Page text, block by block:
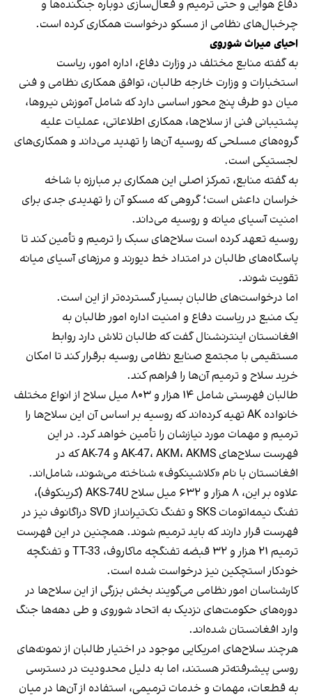
دفاع هوایی و حتی ترمیم و فعال‌سازی دوباره جنگنده‌ها و
چرخبال‌های نظامی از مسکو درخواست همکاری کرده است.
احیای میراث شوروی
به گفته منابع مختلف در وزارت دفاع، اداره امور، ریاست
استخبارات و وزارت خارجه طالبان، توافق همکاری نظامی و فنی
میان دو طرف پنج محور اساسی دارد که شامل آموزش نیروها،
پشتیبانی فنی از سلاح‌ها، همکاری اطلاعاتی، عملیات علیه
گروه‌های مسلحی که روسیه آن‌ها را تهدید می‌داند و همکاری‌های
لجستیکی است.
به گفته منابع، تمرکز اصلی این همکاری بر مبارزه با شاخه
خراسان داعش است؛ گروهی که مسکو آن را تهدیدی جدی برای
امنیت آسیای میانه و روسیه می‌داند.
روسیه تعهد کرده است سلاح‌های سبک را ترمیم و تأمین کند تا
پاسگاه‌های طالبان در امتداد خط دیورند و مرزهای آسیای میانه
تقویت شوند.
اما درخواست‌های طالبان بسیار گسترده‌تر از این است.
یک منبع در ریاست دفاع و امنیت اداره امور طالبان به
افغانستان اینترنشنال گفت که طالبان تلاش دارد روابط
مستقیمی با مجتمع صنایع نظامی روسیه برقرار کند تا امکان
خرید سلاح و ترمیم آن‌ها را فراهم کند.
طالبان فهرستی شامل ۱۴ هزار و ۸۰۳ میل سلاح از انواع مختلف
خانواده AK تهیه کرده‌اند که روسیه بر اساس آن این سلاح‌ها را
ترمیم و مهمات مورد نیازشان را تأمین خواهد کرد. در این
فهرست سلاح‌های AK-47، AKM، AKMS و AK-74 که در
افغانستان با نام «کلاشینکوف» شناخته می‌شوند، شامل‌اند.
علاوه بر این، ۸ هزار و ۶۳۲ میل سلاح AKS-74U (کرینکوف)،
تفنگ نیمه‌اتومات SKS و تفنگ تک‌تیرانداز SVD دراگانوف نیز در
فهرست قرار دارند که باید ترمیم شوند. همچنین در این فهرست
ترمیم ۲۱ هزار و ۳۲ قبضه تفنگچه ماکاروف، TT-33 و تفنگچه
خودکار استچکین نیز درخواست شده است.
کارشناسان امور نظامی می‌گویند بخش بزرگی از این سلاح‌ها در
دوره‌های حکومت‌های نزدیک به اتحاد شوروی و طی دهه‌ها جنگ
وارد افغانستان شده‌اند.
هرچند سلاح‌های امریکایی موجود در اختیار طالبان از نمونه‌های
روسی پیشرفته‌تر هستند، اما به دلیل محدودیت در دسترسی
به قطعات، مهمات و خدمات ترمیمی، استفاده از آن‌ها در میان